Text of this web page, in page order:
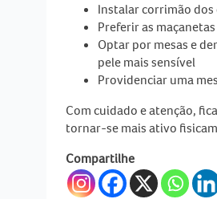
Instalar corrimão dos
Preferir as
Optar por mesas e
pele mais sensível
Providenciar uma
Com cuidado e atenção,
tornar-se mais ativo
Compartilhe